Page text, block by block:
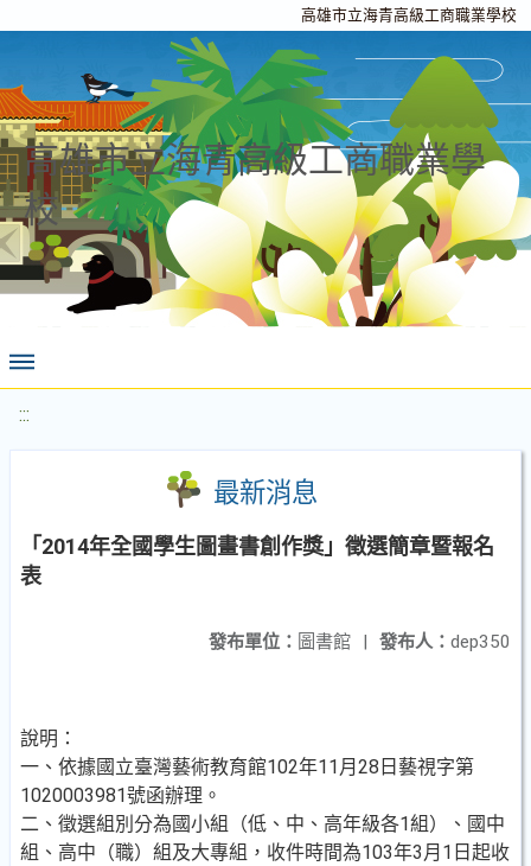
高雄市立海青高級工商職業學校
高雄市立海青高級工商職業學
校
:::
最新消息
「2014年全國學生圖畫書創作獎」徵選簡章暨報名
表
發布人： dep350
發布單位： 圖書館 |
說明：
一、依據國立臺灣藝術教育館102年11月28日藝視字第
1020003981號函辦理。
二、徵選組別分為國小組（低、中、高年級各1組）、國中
組、高中（職）組及大專組，收件時間為103年3月1日起收